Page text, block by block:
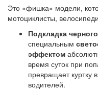
Это «фишка» модели,
мотоциклисты,
Подкладка
специальным
эффектом
время суток при
превращает куртку
водителей.